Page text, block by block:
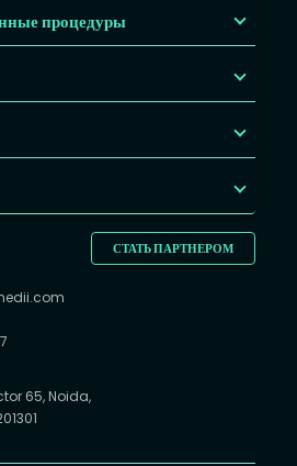
процедуры
СТАТЬ ПАРТНЕРОМ
65, Noida,